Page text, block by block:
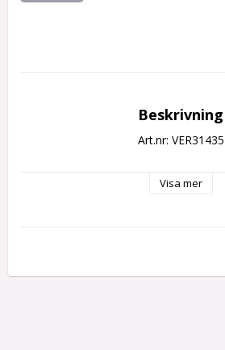
Beskrivning
Art.nr: VER31435
Visa mer